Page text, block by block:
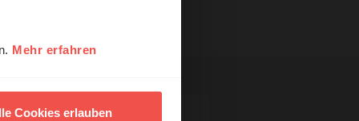
Mehr erfahren
Cookies erlauben